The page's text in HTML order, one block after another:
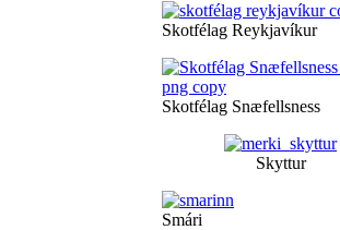
Skotfélag Reykjavíkur
Skotfélag Snæfellsness
Skyttur
Smári